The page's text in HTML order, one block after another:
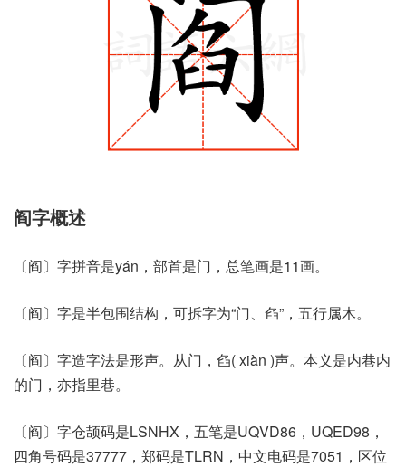
阎字概述
〔阎〕字拼音是yán，部首是门，总笔画是11画。
〔阎〕字是半包围结构，可拆字为“门、臽”，五行属木。
〔阎〕字造字法是形声。从门，臽( xiàn )声。本义是内巷内
的门，亦指里巷。
〔阎〕字仓颉码是LSNHX，五笔是UQVD86，UQED98，
四角号码是37777，郑码是TLRN，中文电码是7051，区位